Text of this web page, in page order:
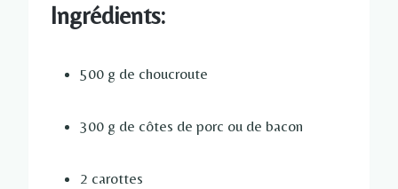
Ingrédients:
500 g de choucroute
300 g de côtes de porc ou de bacon
2 carottes